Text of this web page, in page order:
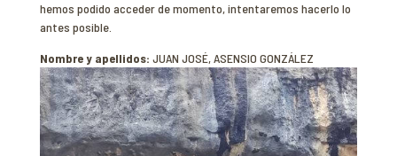
hemos podido acceder de momento, intentaremos hacerlo lo
antes posible.
Nombre y apellidos: JUAN JOSÉ, ASENSIO GONZÁLEZ